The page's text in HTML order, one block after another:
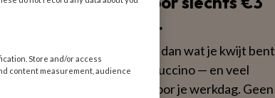
per week.
Dat is minder dan wat je kwijt bent
aan een cappuccino — en veel
voedzamer voor je werkdag. Geen
Store and/or access
content measurement, audience